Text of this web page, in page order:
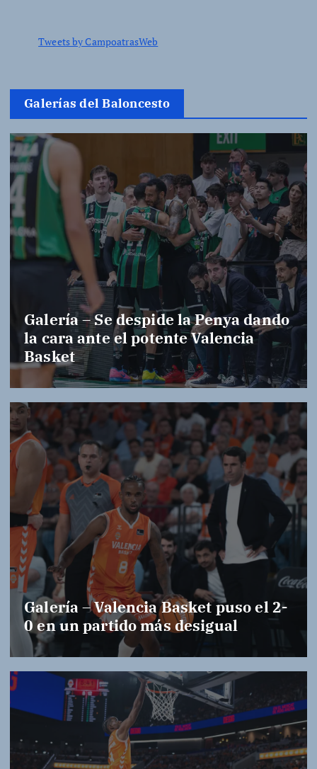
Tweets by CampoatrasWeb
Galerías del Baloncesto
Galería – Se despide la Penya dando
la cara ante el potente Valencia
Basket
Galería – Valencia Basket puso el 2-
0 en un partido más desigual